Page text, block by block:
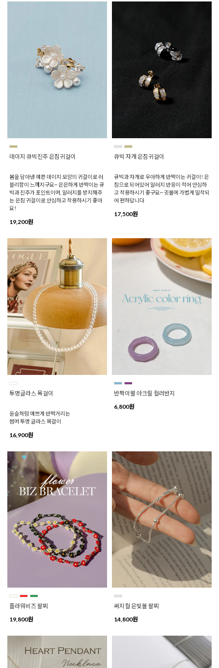
데이지 큐빅진주 은침귀걸이
봄을 담아낸 예쁜 데이지 모양의 귀걸이로 러
블리함이 느껴지구요~ 은은하게 반짝이는 큐
빅과 진주가 포인트이며, 알러지를 방지해주
는 은침 귀걸이로 안심하고 착용하시기 좋아
요!
19,200원
큐빅 자개 은침귀걸이
큐빅과 자개로 우아하게 반짝이는 귀걸이! 은
침으로 되어있어 알러지 반응이 적어 안심하
고 착용하시기 좋구요~ 귓볼에 가볍게 밀착되
어 편하답니다
17,500원
투명글라스 목걸이
윤슬처럼 예쁘게 반짝거리는
썸머 투명 글라스 목걸이
16,900원
반짝이펄 아크릴 컬러반지
6,800원
플라워비즈 팔찌
19,800원
써지컬 은빛볼 팔찌
14,800원